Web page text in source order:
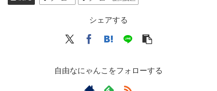
シェアする
自由なにゃんこをフォローする